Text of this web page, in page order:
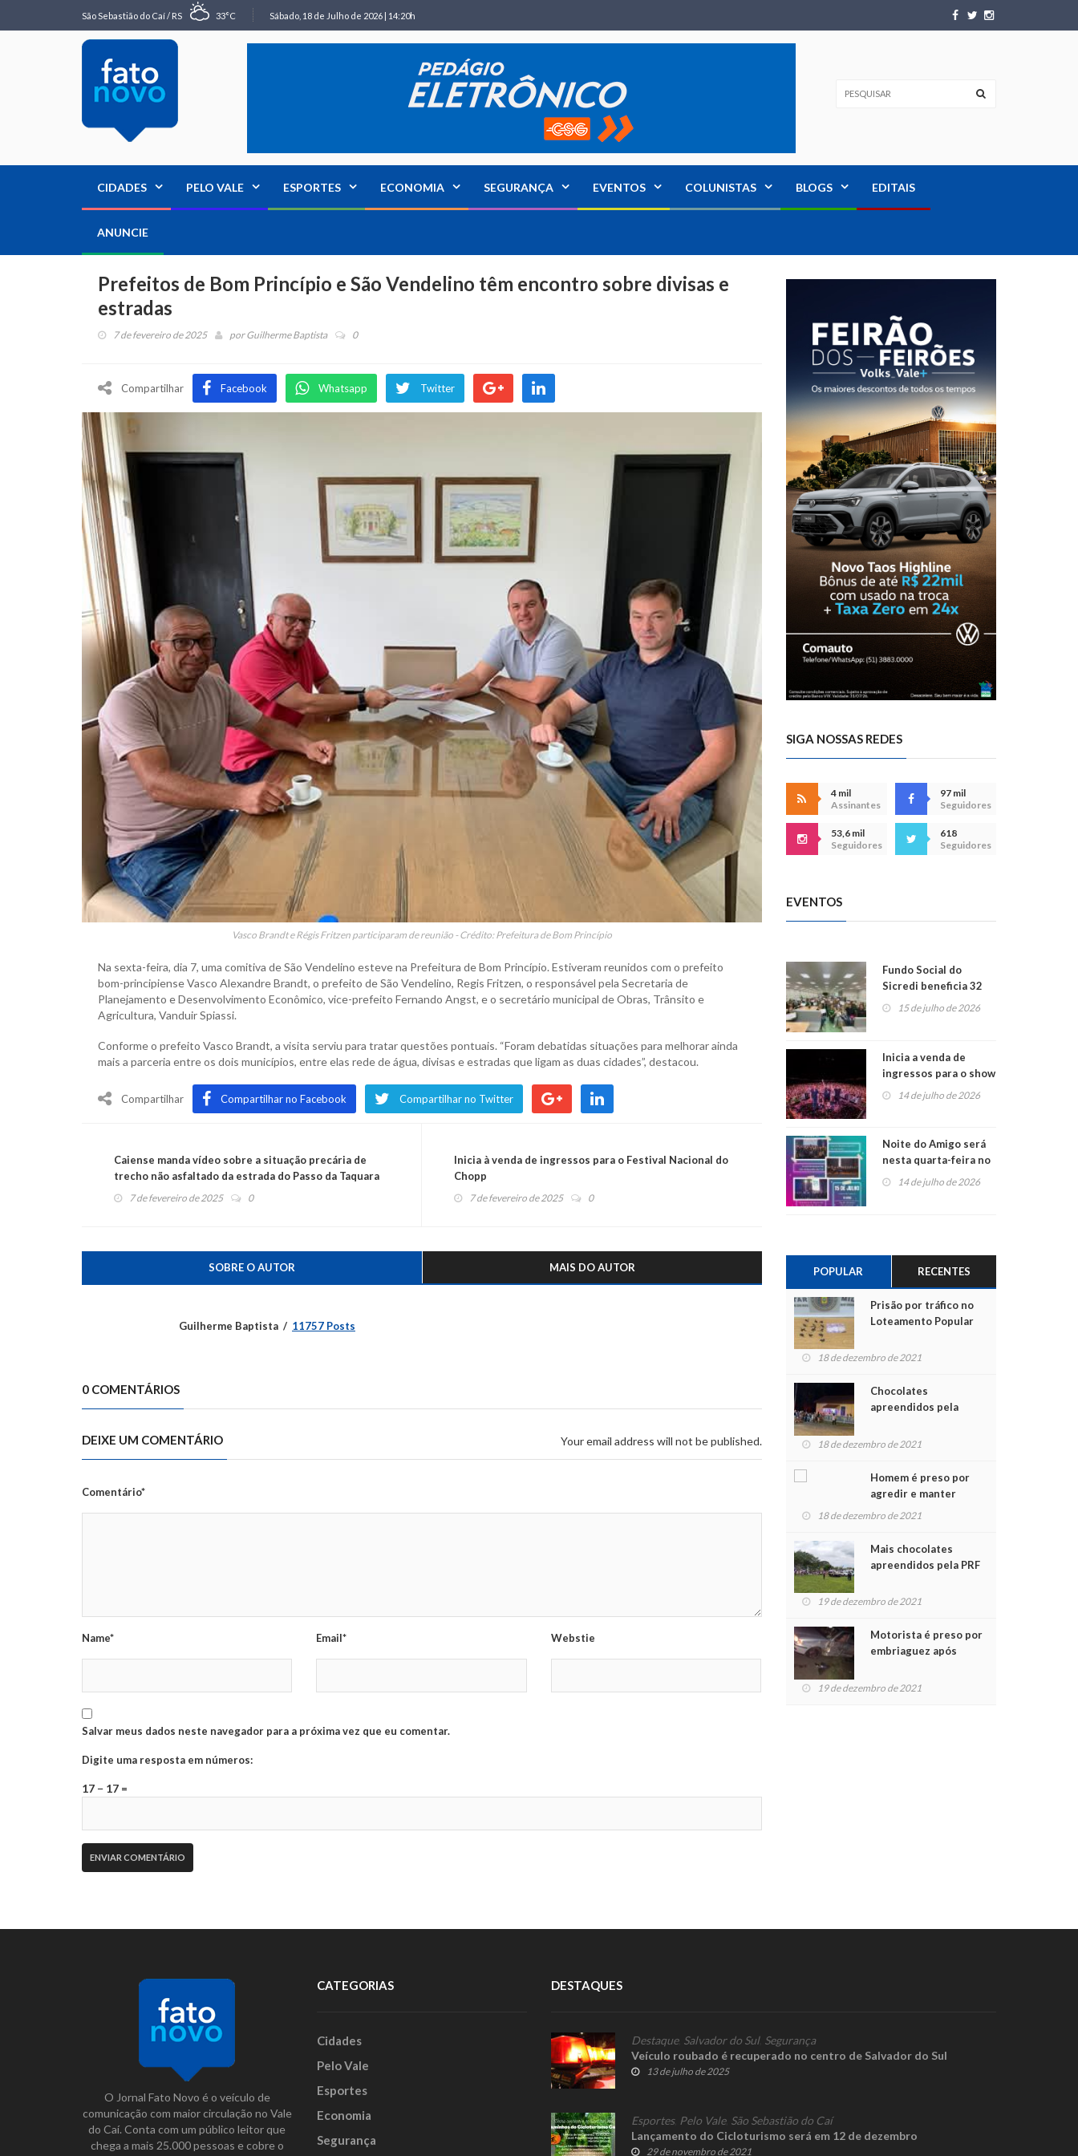
São Sebastião do Caí / RS 33°C Sábado, 18 de Julho de 2026 | 14:20h
CIDADES PELO VALE ESPORTES ECONOMIA SEGURANÇA EVENTOS COLUNISTAS BLOGS EDITAIS
ANUNCIE
Prefeitos de Bom Princípio e São Vendelino têm encontro sobre divisas e
estradas
7 de fevereiro de 2025 porGuilherme Baptista 0
Compartilhar Facebook Whatsapp Twitter
Vasco Brandt e Régis Fritzen participaram de reunião - Crédito: Prefeitura de Bom Princípio
Na sexta-feira, dia 7, uma comitiva de São Vendelino esteve na Prefeitura de Bom Princípio. Estiveram reunidos com o prefeito
bom-principiense Vasco Alexandre Brandt, o prefeito de São Vendelino, Regis Fritzen, o responsável pela Secretaria de
Planejamento e Desenvolvimento Econômico, vice-prefeito Fernando Angst, e o secretário municipal de Obras, Trânsito e
Agricultura, Vanduir Spiassi.
Conforme o prefeito Vasco Brandt, a visita serviu para tratar questões pontuais. “Foram debatidas situações para melhorar ainda
mais a parceria entre os dois municípios, entre elas rede de água, divisas e estradas que ligam as duas cidades”, destacou.
Compartilhar Compartilhar no Facebook Compartilhar no Twitter
Caiense manda vídeo sobre a situação precária de
trecho não asfaltado da estrada do Passo da Taquara
7 de fevereiro de 2025 0
Inicia à venda de ingressos para o Festival Nacional do
Chopp
7 de fevereiro de 2025 0
SOBRE O AUTOR MAIS DO AUTOR
Guilherme Baptista 11757 Posts
0 COMENTÁRIOS
DEIXE UM COMENTÁRIO Your email address will not be published.
Comentário*
Name* Email* Webstie
Salvar meus dados neste navegador para a próxima vez que eu comentar.
Digite uma resposta em números:
17 − 17 =
SIGA NOSSAS REDES
4 mil
Assinantes
97 mil
Seguidores
53,6 mil
Seguidores
618
Seguidores
EVENTOS
Fundo Social do
Sicredi beneficia 32
projetos em
15 de julho de 2026
Inicia a venda de
ingressos para o show
do Jota Quest nos 45
anos da Sicredi Ouro
14 de julho de 2026
Noite do Amigo será
nesta quarta-feira no
Centro de Cultura de
14 de julho de 2026
POPULAR RECENTES
Prisão por tráfico no
Loteamento Popular
18 de dezembro de 2021
Chocolates
apreendidos pela
para crianças na
18 de dezembro de 2021
Homem é preso por
agredir e manter
mulher em cárcere
18 de dezembro de 2021
Mais chocolates
apreendidos pela PRF
crianças no Natal
19 de dezembro de 2021
Motorista é preso por
embriaguez após
feridos
19 de dezembro de 2021
O Jornal Fato Novo é o veículo de
comunicação com maior circulação no Vale
do Caí. Conta com um público leitor que
chega a mais 25.000 pessoas e cobre o
CATEGORIAS
Cidades
Pelo Vale
Esportes
Economia
Segurança
DESTAQUES
Destaque, Salvador do Sul, Segurança
Veículo roubado é recuperado no centro de Salvador do Sul
13 de julho de 2025
Esportes, Pelo Vale, São Sebastião do Caí
Lançamento do Cicloturismo será em 12 de dezembro
29 de novembro de 2021